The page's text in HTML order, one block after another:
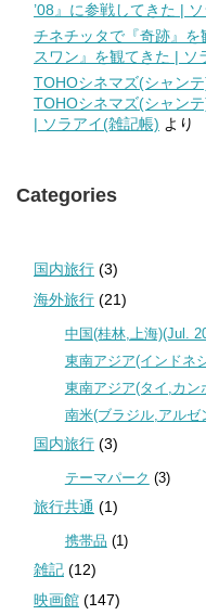
’08』に参戦してきた |
チネチッタで『奇跡』を
スワン』を観てきた | ソ
TOHOシネマズ(シャン
TOHOシネマズ(シャン
| ソラアイ(雑記帳) より
Categories
国内旅行 (3)
海外旅行 (21)
中国(桂林,上海)(Jul.
東南アジア(インドネ
東南アジア(タイ,カン
南米(ブラジル,アルゼ
国内旅行 (3)
テーマパーク (3)
旅行共通 (1)
携帯品 (1)
雑記 (12)
映画館 (147)